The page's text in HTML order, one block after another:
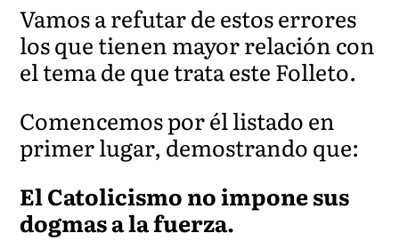
Vamos a refutar de estos errores
los que tienen mayor relación con
el tema de que trata este Folleto.
Comencemos por él listado en
primer lugar, demostrando que:
El Catolicismo no impone sus
dogmas a la fuerza.